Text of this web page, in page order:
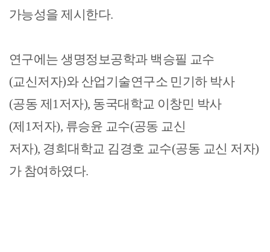
가능성을 제시한다.
연구에는 생명정보공학과 백승필 교수
(교신저자)와 산업기술연구소 민기하 박사
(공동 제1저자), 동국대학교 이창민 박사
(제 1저자), 류승윤 교수(공동 교신
저자), 경희대학교 김경호 교수(공동 교신 저자)
가 참여하였다.